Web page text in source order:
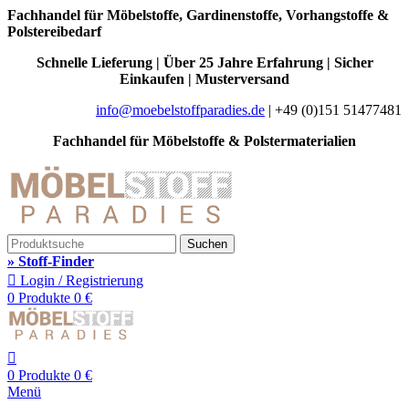
Fachhandel für Möbelstoffe, Gardinenstoffe, Vorhangstoffe &
Polstereibedarf
Schnelle Lieferung | Über 25 Jahre Erfahrung | Sicher
Einkaufen | Musterversand
info@moebelstoffparadies.de | +49 (0)151 51477481
Fachhandel für Möbelstoffe & Polstermaterialien
Suchen
» Stoff-Finder
Login / Registrierung
0 Produkte 0 €
0 Produkte 0 €
Menü